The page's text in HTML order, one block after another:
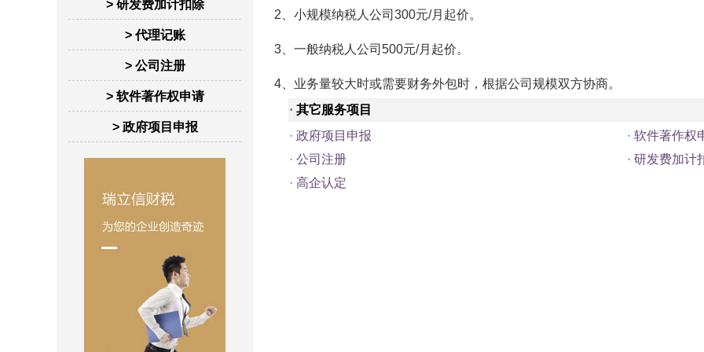
> 研发费加计扣除
> 代理记账
> 公司注册
> 软件著作权申请
> 政府项目申报
2、小规模纳税人公司300元/月起价。
3、一般纳税人公司500元/月起价。
4、业务量较大时或需要财务外包时，根据公司规模双方协商。
· 其它服务项目
· 政府项目申报 · 软件著作权
· 公司注册 · 研发费加计
· 高企认定